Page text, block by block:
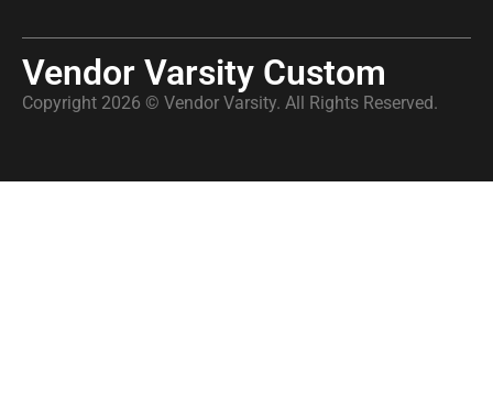
Vendor Varsity Custom
Copyright 2026 © Vendor Varsity. All Rights Reserved.